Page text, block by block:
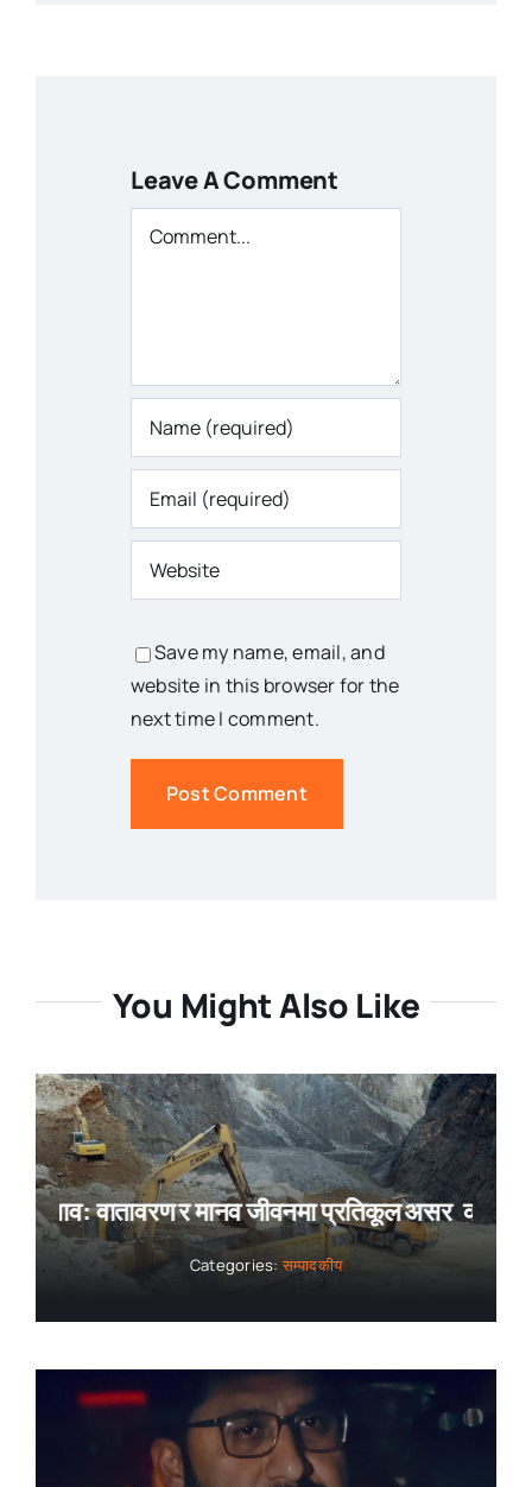
Leave A Comment
Comment
Save my name, email, and
website in this browser for the
next time I comment.
You Might Also Like
वातावरण र मानव जीवनमा प्रतिकूल असर क्रसर
Categories:सम्पादकीय